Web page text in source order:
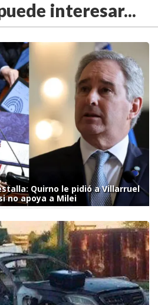
interesar...
Quirno le pidió a Villarruel
no apoya a Milei